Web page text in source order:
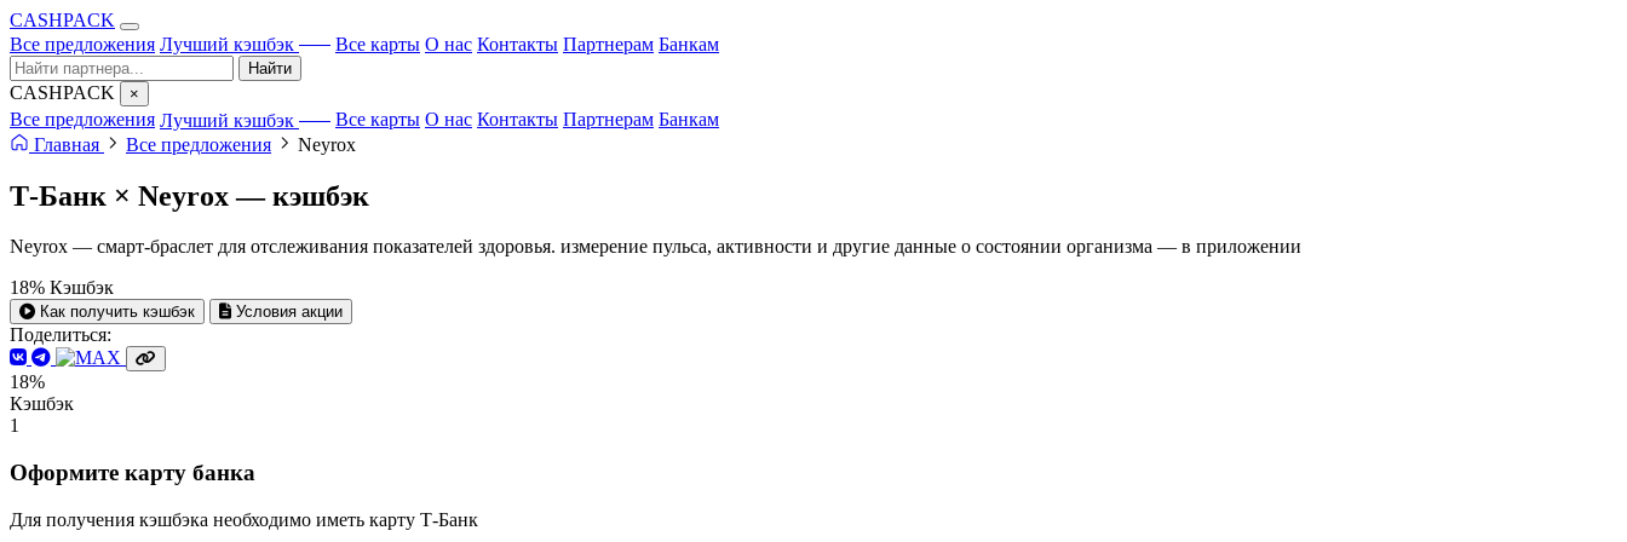
CASHPACK
Все предложения Лучший кэшбэк Все карты О нас Контакты Партнерам Банкам
Найти
CASHPACK ×
Все предложения Лучший кэшбэк Все карты О нас Контакты Партнерам Банкам
Главная
Все предложения Neyrox
Т-Банк × Neyrox —кэшбэк
Neyrox — смарт-браслет для отслеживания показателей здоровья. измерение пульса, активности и другие данные о состоянии организма — в приложении
18% Кэшбэк
Как получить кэшбэк Условия акции
Поделиться:
18%
Кэшбэк
1
Оформите карту банка
Для получения кэшбэка необходимо иметь карту Т-Банк